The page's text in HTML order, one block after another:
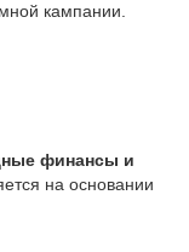
кампании.
финансы и
на основании